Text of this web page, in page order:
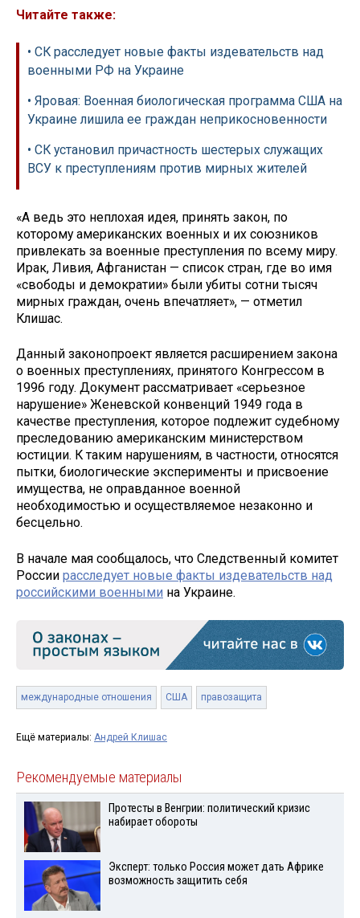
Читайте также:
• СК расследует новые факты издевательств над
военными РФ на Украине
• Яровая: Военная биологическая программа США на
Украине лишила ее граждан неприкосновенности
• СК установил причастность шестерых служащих
ВСУ к преступлениям против мирных жителей
«А ведь это неплохая идея, принять закон, по
которому американских военных и их союзников
привлекать за военные преступления по всему миру.
Ирак, Ливия, Афганистан — список стран, где во имя
«свободы и демократии» были убиты сотни тысяч
мирных граждан, очень впечатляет», — отметил
Клишас.
Данный законопроект является расширением закона
о военных преступлениях, принятого Конгрессом в
1996 году. Документ рассматривает «серьезное
нарушение» Женевской конвенций 1949 года в
качестве преступления, которое подлежит судебному
преследованию американским министерством
юстиции. К таким нарушениям, в частности, относятся
пытки, биологические эксперименты и присвоение
имущества, не оправданное военной
необходимостью и осуществляемое незаконно и
бесцельно.
В начале мая сообщалось, что Следственный комитет
России расследует новые факты издевательств над
российскими военными на Украине.
международные отношения США правозащита
Ещё материалы: Андрей Клишас
Рекомендуемые материалы
Протесты в Венгрии: политический кризис
набирает обороты
Эксперт: только Россия может дать Африке
возможность защитить себя